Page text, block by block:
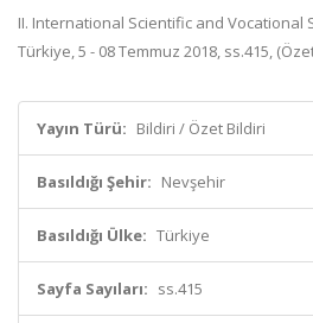
II. International Scientific and Vocational
Türkiye, 5 - 08 Temmuz 2018, ss.415,
Yayın Türü: Bildiri / Özet Bildiri
Basıldığı Şehir: Nevşehir
Basıldığı Ülke: Türkiye
Sayfa Sayıları: ss.415